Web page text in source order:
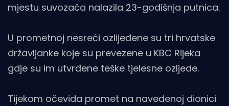
mjestu suvozača nalazila 23-godišnja putnica.
U prometnoj nesreći ozlijeđene su tri hrvatske
državljanke koje su prevezene u KBC Rijeka
gdje su im utvrđene teške tjelesne ozljede.
Tijekom očevida promet na navedenoj dionici